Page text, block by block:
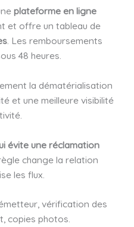
plateforme en ligne
et offre un tableau de
. Les remboursements
48 heures.
la dématérialisation
et une meilleure visibilité
évite une réclamation
change la relation
les flux.
vérification des
copies photos.